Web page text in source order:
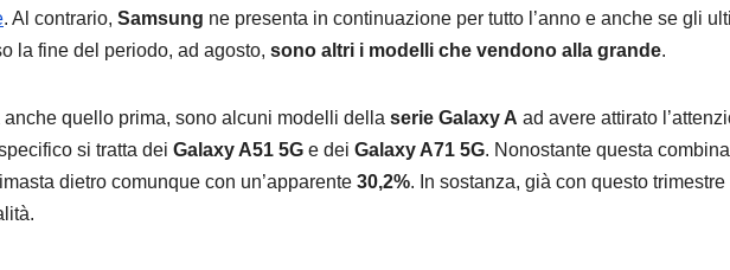
. Al contrario, Samsung ne presenta in continuazione per tutto l’anno e anche se gli
la fine del periodo, ad agosto, sono altri i modelli che vendono alla grande.
anche quello prima, sono alcuni modelli della serie Galaxy A ad avere attirato
si tratta dei Galaxy A51 5G e dei Galaxy A71 5G. Nonostante questa
dietro comunque con un’apparente 30,2%. In sostanza, già con questo trimestre